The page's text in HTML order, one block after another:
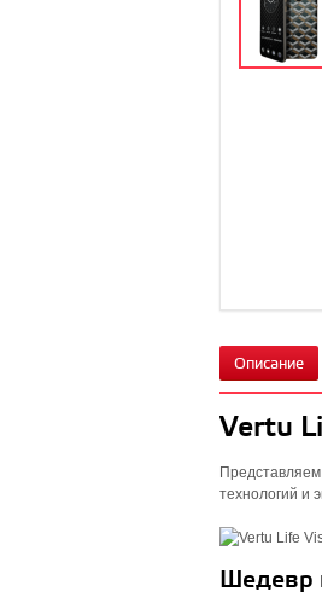
Описание
Vertu
технологий и
Шедевр